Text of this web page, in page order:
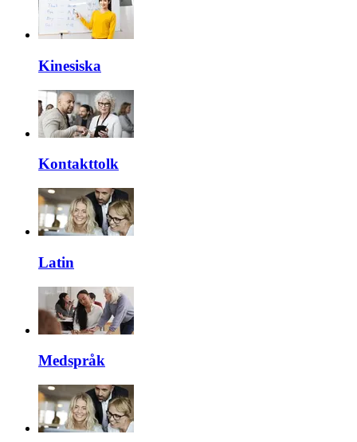
Kinesiska
Kontakttolk
Latin
Medspråk